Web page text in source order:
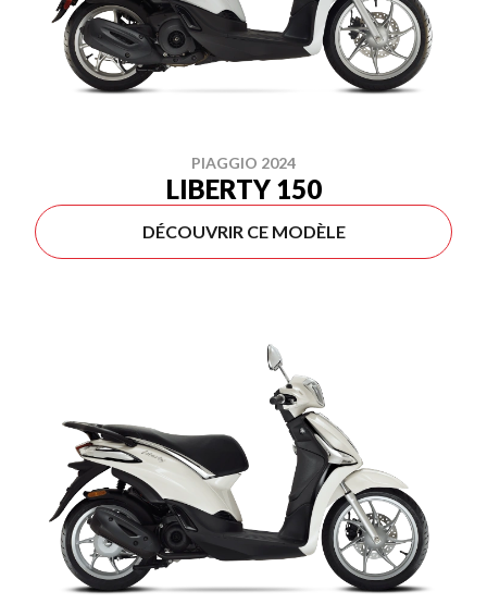
PIAGGIO 2024
LIBERTY 150
DÉCOUVRIR CE MODÈLE